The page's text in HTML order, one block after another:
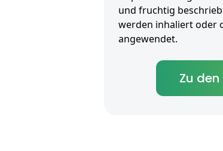
und fruchtig
werden inhaliert oder
angewendet.
Zu